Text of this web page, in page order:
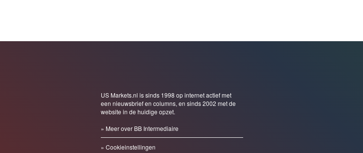
US Markets.nl is sinds 1998 op internet actief met
een nieuwsbrief en columns, en sinds 2002 met de
website in de huidige opzet.
» Meer over BB Intermediaire
» Cookieinstellingen